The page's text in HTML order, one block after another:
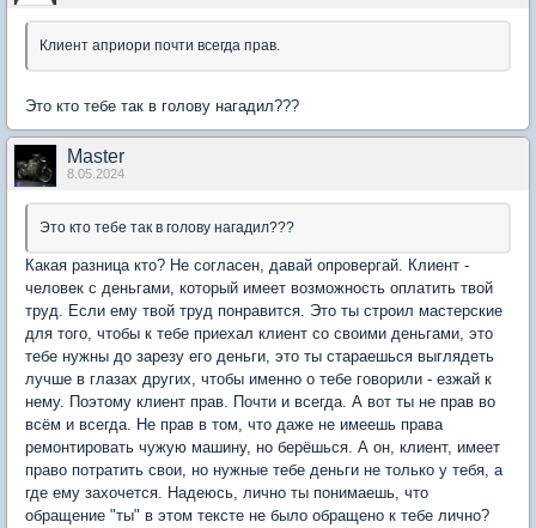
Клиент априори почти всегда прав.
Это кто тебе так в голову нагадил???
Мaster
8.05.2024
Это кто тебе так в голову нагадил???
Какая разница кто? Не согласен, давай опровергай. Клиент -
человек с деньгами, который имеет возможность оплатить твой
труд. Если ему твой труд понравится. Это ты строил мастерские
для того, чтобы к тебе приехал клиент со своими деньгами, это
тебе нужны до зарезу его деньги, это ты стараешься выглядеть
лучше в глазах других, чтобы именно о тебе говорили - езжай к
нему. Поэтому клиент прав. Почти и всегда. А вот ты не прав во
всём и всегда. Не прав в том, что даже не имеешь права
ремонтировать чужую машину, но берёшься. А он, клиент, имеет
право потратить свои, но нужные тебе деньги не только у тебя, а
где ему захочется. Надеюсь, лично ты понимаешь, что
обращение "ты" в этом тексте не было обращено к тебе лично?